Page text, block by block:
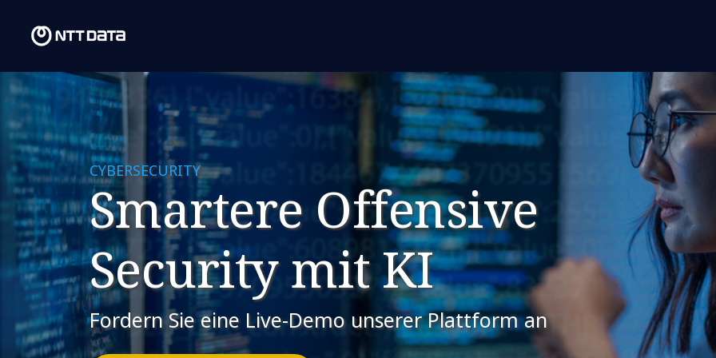
CYBERSECURITY
Smartere Offensive
Security mit KI
Fordern Sie eine Live-Demo unserer Plattform an